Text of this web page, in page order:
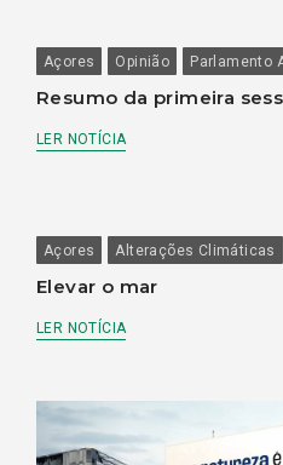
Açores Opinião Parlamento
Resumo da primeira
LER NOTÍCIA
Açores Alterações Climáticas
Elevar o mar
LER NOTÍCIA